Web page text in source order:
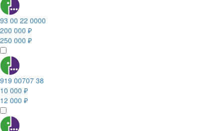
93 00 22 0000
200 000 ₽
250 000 ₽
919 00707 38
10 000 ₽
12 000 ₽